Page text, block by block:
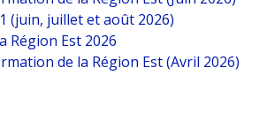
(juin, juillet et août 2026)
Région Est 2026
de la Région Est (Avril 2026)